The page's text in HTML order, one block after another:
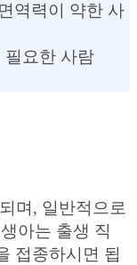
역력이 약한 사
요한 사람
며, 일반적으로
아는 출생 직
접종하시면 됩